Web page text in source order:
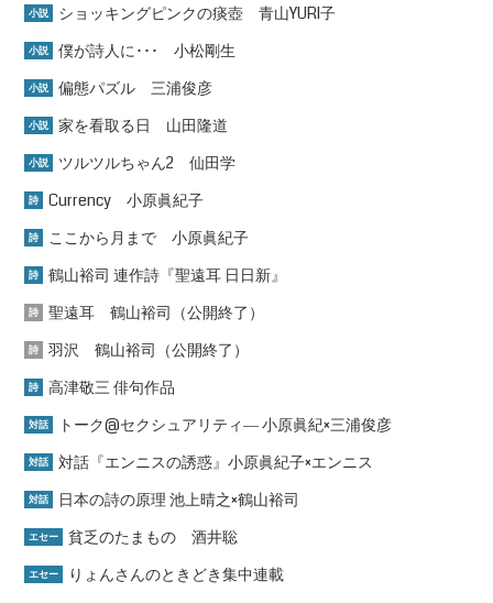
小説 ショッキングピンクの痰壺 青山YURI子
小説 僕が詩人に･･･ 小松剛生
小説 偏態パズル 三浦俊彦
小説 家を看取る日 山田隆道
小説 ツルツルちゃん2 仙田学
詩 Currency 小原眞紀子
詩 ここから月まで 小原眞紀子
詩 鶴山裕司 連作詩『聖遠耳 日日新』
詩 聖遠耳 鶴山裕司（公開終了）
詩 羽沢 鶴山裕司（公開終了）
詩 高津敬三 俳句作品
対話 トーク@セクシュアリティ― 小原眞紀×三浦俊彦
対話 対話『エンニスの誘惑』小原眞紀子×エンニス
対話 日本の詩の原理 池上晴之×鶴山裕司
エセー 貧乏のたまもの 酒井聡
エセー
りょんさんのときどき集中連載